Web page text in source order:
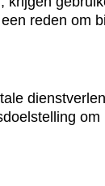
reden om